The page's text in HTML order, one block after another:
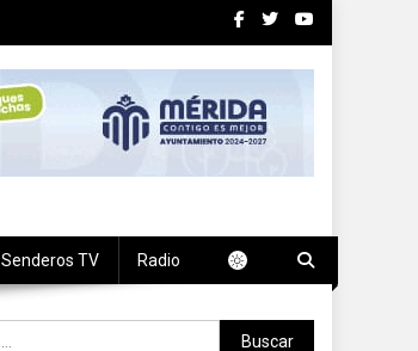
Senderos TV Radio
Buscar: